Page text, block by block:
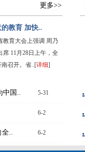
更多>>
教育 加快..
育大会上强调 周乃
席 11月28日上午，全
召开。省..[详细]
中国.. 5-31
6-2
全.. 6-2